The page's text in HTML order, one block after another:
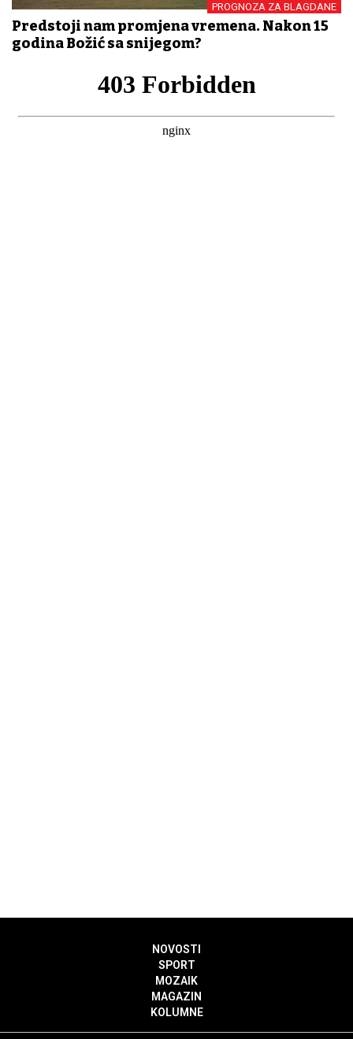
PROGNOZA ZA BLAGDANE
Predstoji nam promjena vremena. Nakon 15
godina Božić sa snijegom?
NOVOSTI
SPORT
MOZAIK
MAGAZIN
KOLUMNE